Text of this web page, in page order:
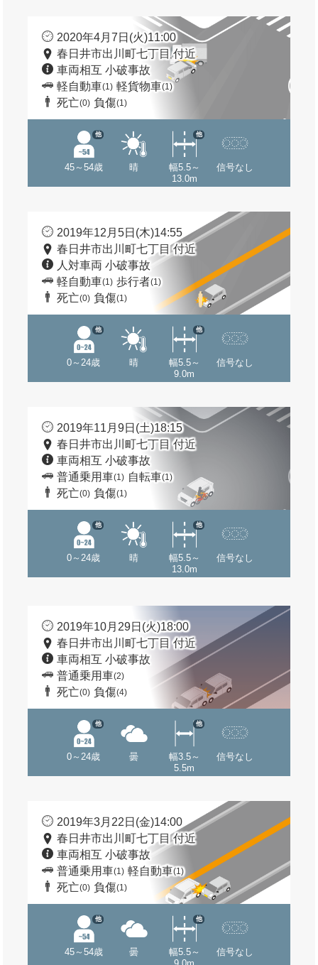
2020年4月7日(火)11:00
春日井市出川町七丁目 付近
車両相互 小破事故
軽自動車(1) 軽貨物車(1)
死亡(0) 負傷(1)
45～54歳
他
晴
幅5.5～
13.0m
他
信号なし
2019年12月5日(木)14:55
春日井市出川町七丁目 付近
人対車両 小破事故
軽自動車(1) 歩行者(1)
死亡(0) 負傷(1)
0～24歳
他
晴
幅5.5～
9.0m
他
信号なし
2019年11月9日(土)18:15
春日井市出川町七丁目 付近
車両相互 小破事故
普通乗用車(1) 自転車(1)
死亡(0) 負傷(1)
0～24歳
他
晴
幅5.5～
13.0m
他
信号なし
2019年10月29日(火)18:00
春日井市出川町七丁目 付近
車両相互 小破事故
普通乗用車(2)
死亡(0) 負傷(4)
0～24歳
他
曇
幅3.5～
5.5m
他
信号なし
2019年3月22日(金)14:00
春日井市出川町七丁目 付近
車両相互 小破事故
普通乗用車(1) 軽自動車(1)
死亡(0) 負傷(1)
45～54歳
他
曇
幅5.5～
他
信号なし